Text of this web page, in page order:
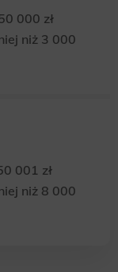
000 zł
niż 3 000
001 zł
niż 8 000